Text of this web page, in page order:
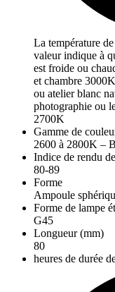
La température
valeur indique à
est froide ou
et chambre
ou atelier blanc
photographie ou
2700K
Gamme de
2600 à 2800K –
Indice de rendu
80-89
Forme
Ampoule
Forme de lampe
G45
Longueur (mm)
80
heures de durée